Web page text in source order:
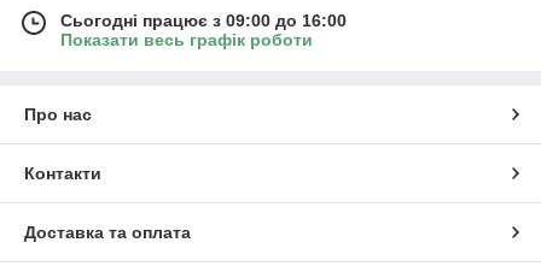
Сьогодні працює з 09:00 до 16:00
Показати весь графік роботи
Про нас
Контакти
Доставка та оплата